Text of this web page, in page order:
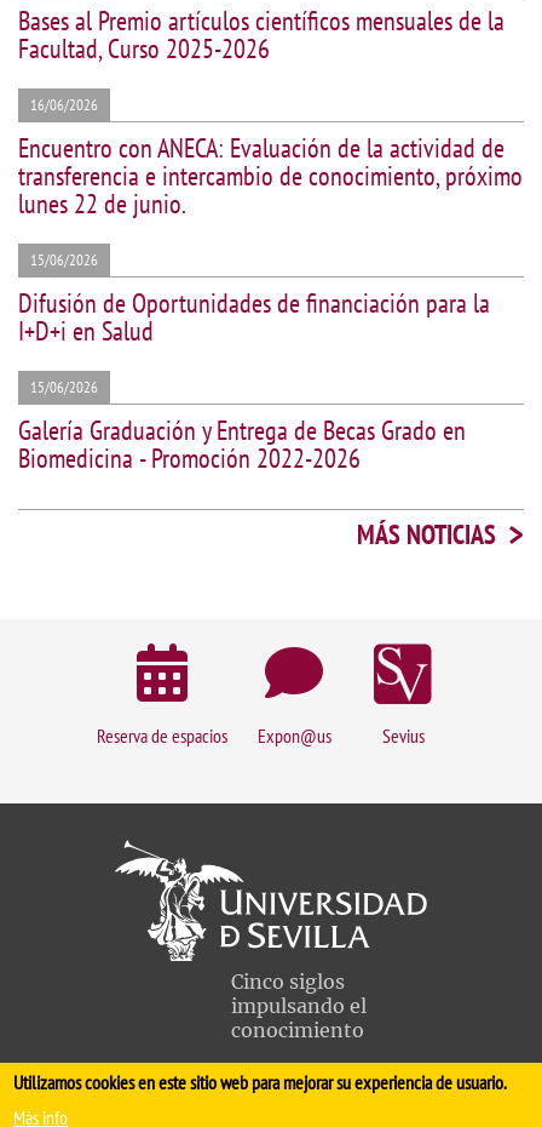
Bases al Premio artículos científicos mensuales de la
Facultad, Curso 2025-2026
16/06/2026
Encuentro con ANECA: Evaluación de la actividad de
transferencia e intercambio de conocimiento, próximo
lunes 22 de junio.
15/06/2026
Difusión de Oportunidades de financiación para la
I+D+i en Salud
15/06/2026
Galería Graduación y Entrega de Becas Grado en
Biomedicina - Promoción 2022-2026
MÁS NOTICIAS >
Reserva de espacios Expon@us Sevius
Cinco siglos
impulsando el
conocimiento
FACULTAD DE MEDICINA
Utilizamos cookies en este sitio web para mejorar su experiencia de usuario.
Más info